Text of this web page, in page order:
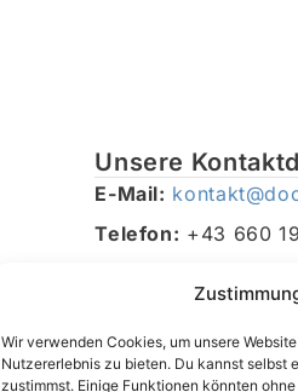
Wir verwenden Cookies, um unsere
Nutzererlebnis zu bieten. Du kannst selbst
zustimmst. Einige Funktionen könnten
Unsere
E-Mail:
Telefon: +43 660
Traunsee, Österreich